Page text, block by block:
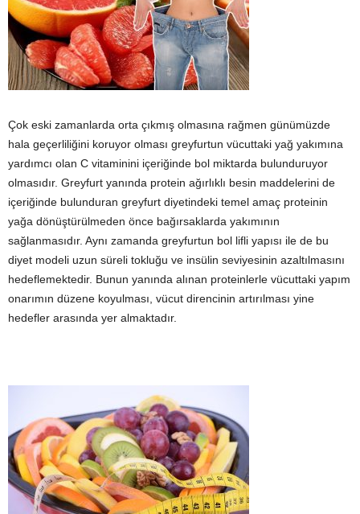
Çok eski zamanlarda orta çıkmış olmasına rağmen günümüzde
hala geçerliliğini koruyor olması greyfurtun vücuttaki yağ yakımına
yardımcı olan C vitaminini içeriğinde bol miktarda bulunduruyor
olmasıdır. Greyfurt yanında protein ağırlıklı besin maddelerini de
içeriğinde bulunduran greyfurt diyetindeki temel amaç proteinin
yağa dönüştürülmeden önce bağırsaklarda yakımının
sağlanmasıdır. Aynı zamanda greyfurtun bol lifli yapısı ile de bu
diyet modeli uzun süreli tokluğu ve insülin seviyesinin azaltılmasını
hedeflemektedir. Bunun yanında alınan proteinlerle vücuttaki yapım
onarımın düzene koyulması, vücut direncinin artırılması yine
hedefler arasında yer almaktadır.